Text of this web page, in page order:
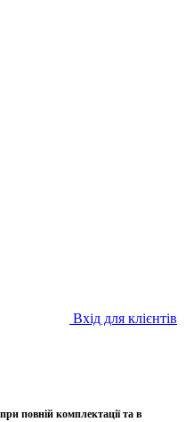
Вхід для клієнтів
повній комплектації та в